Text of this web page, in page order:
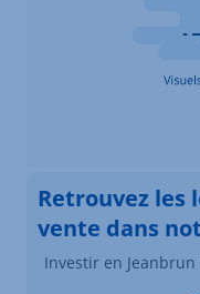
Retrouvez les
vente dans
Investir en